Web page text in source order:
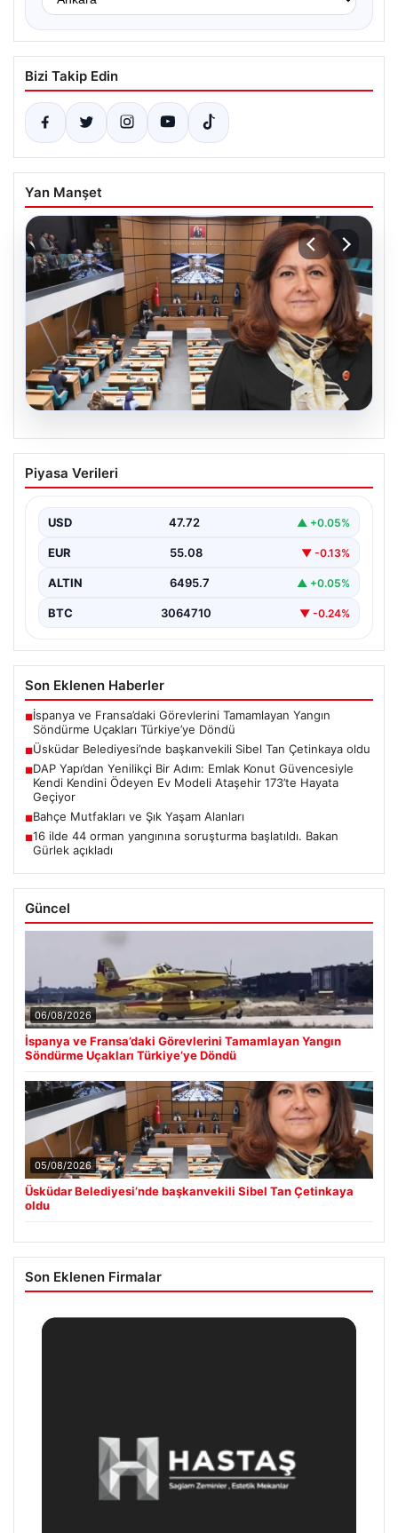
Bizi Takip Edin
Yan Manşet
05.08.2026
Üsküdar Belediyesi’nde başkanvekili
Sibel Tan Çetinkaya oldu
Piyasa Verileri
USD 47.72 ▲ +0.05%
EUR 55.08 ▼ -0.13%
ALTIN 6495.7 ▲ +0.05%
BTC 3064710 ▼ -0.24%
Son Eklenen Haberler
■İspanya ve Fransa’daki Görevlerini Tamamlayan Yangın
Söndürme Uçakları Türkiye’ye Döndü
■Üsküdar Belediyesi’nde başkanvekili Sibel Tan Çetinkaya oldu
■DAP Yapı’dan Yenilikçi Bir Adım: Emlak Konut Güvencesiyle
Kendi Kendini Ödeyen Ev Modeli Ataşehir 173’te Hayata
Geçiyor
■Bahçe Mutfakları ve Şık Yaşam Alanları
■16 ilde 44 orman yangınına soruşturma başlatıldı. Bakan
Gürlek açıkladı
Güncel
06/08/2026
İspanya ve Fransa’daki Görevlerini Tamamlayan Yangın
Söndürme Uçakları Türkiye’ye Döndü
05/08/2026
Üsküdar Belediyesi’nde başkanvekili Sibel Tan Çetinkaya
oldu
Son Eklenen Firmalar